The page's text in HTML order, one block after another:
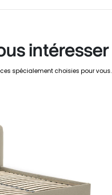
intéresser
spécialement choisies pour vous.